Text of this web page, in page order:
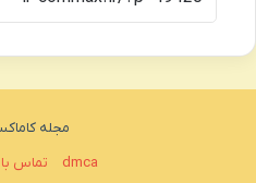
مجله کاماکس
dmca
تماس با